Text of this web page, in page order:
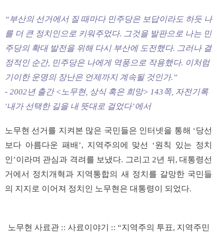
“부산의 선거에서 질 때마다 민주당은 보답이라도 하듯 나
를 더 큰 정치인으로 키워주었다. 그것을 발판으로 나는 민
주당의 확대 발전을 위해 다시 부산에 도전했다. 그러나 결
정적인 순간, 민주당은 나에게 역풍으로 작용했다. 이처럼
기이한 운명의 장난은 언제까지 계속될 것인가.”
- 2002년 출간 <노무현, 상식 혹은 희망> 143쪽, 자전기록
'내가 선택한 길을 내 뜻대로 걸었다’에서
노무현 선거를 지켜본 많은 국민들은 인터넷을 통해 ‘당선
보다 아름다운 패배’, 지역주의에 맞선 ‘원칙 있는 정치
인’이라며 관심과 격려를 보냈다. 그리고 2년 뒤, 대통령선
거에서 정치개혁과 지역통합의 새 정치를 갈망한 국민들
의 지지로 이어져 정치인 노무현은 대통령이 되었다.
노무현 사료관 :: 사료이야기 :: “지역주의 투표, 지역주민